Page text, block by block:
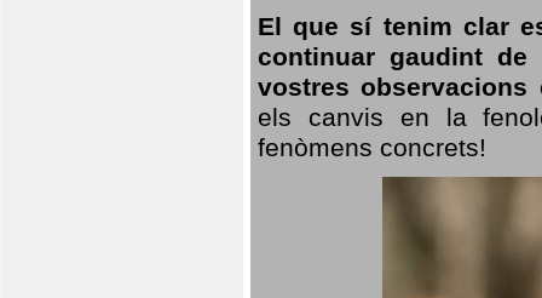
El que sí tenim clar
continuar gaudint
vostres
els canvis en la
fenòmens concrets!